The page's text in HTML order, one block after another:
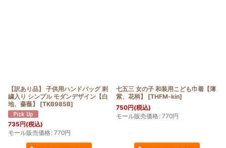
【訳あり品】 子供用ハンドバッグ 刺
繍入り シンプル モダンデザイン【白
地、薔薇】
[TKB985B]
735円(税込)
モール販売価格: 770円
七五三 女の子 和装用こども巾着【薄
紫、花柄】
[THFM-kin]
750円(税込)
モール販売価格: 770円